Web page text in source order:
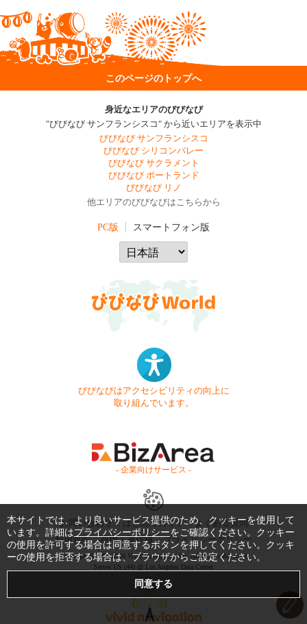
このページのトップへ
身近なエリアのびびなび
"びびなび サンフランシスコ" から近いエリアを表示中
びびなび サンフランシスコ
びびなび シリコンバレー
びびなび サクラメント
びびなび ポートランド
びびなび リノ
他エリアのびびなびはこちらから
PC版 スマートフォン版
びびなびはアクセシビリティの向上に
取り組んでいます。
- 企業向けサービス -
お問い合わせ はじめてガイド
よくある質問
利用規約
商標・著作権 プライバシーポリシー
Copyright © 1999-2026 Vivid Navigation, Inc. All Rights Reserved.
Server US (44) @ Los Angeles Data Center
本サイトでは、より良いサービス提供のため、クッキーを使用して
います。詳細はプライバシーポリシーをご確認ください。クッキー
の使用を許可する場合は同意するボタンを押してください。クッキ
ーの使用を拒否する場合は、ブラウザからご設定ください。